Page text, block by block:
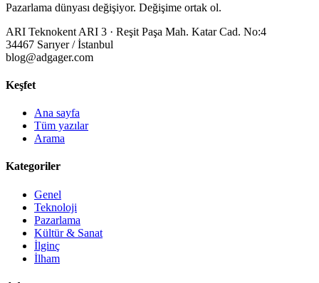
Pazarlama dünyası değişiyor. Değişime ortak ol.
ARI Teknokent ARI 3 · Reşit Paşa Mah. Katar Cad. No:4
34467 Sarıyer / İstanbul
blog@adgager.com
Keşfet
Ana sayfa
Tüm yazılar
Arama
Kategoriler
Genel
Teknoloji
Pazarlama
Kültür & Sanat
İlginç
İlham